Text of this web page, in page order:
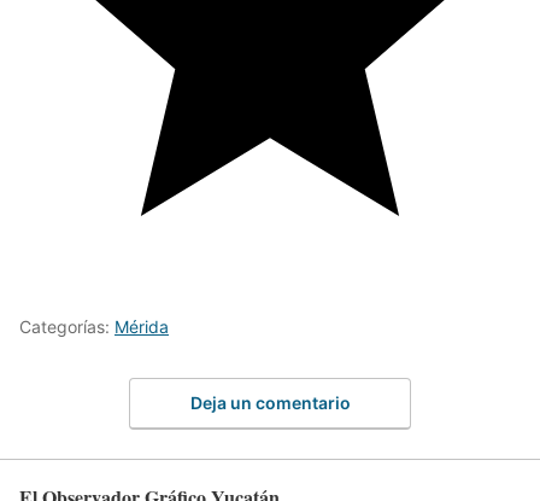
Categorías: Mérida
Deja un comentario